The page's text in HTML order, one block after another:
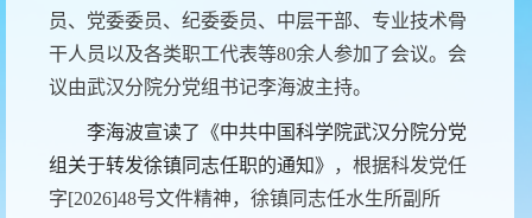
员、党委委员、纪委委员、中层干部、专业技术骨
干人员以及各类职工代表等80余人参加了会议。会
议由武汉分院分党组书记李海波主持。
李海波宣读了《中共中国科学院武汉分院分党
组关于转发徐镇同志任职的通知》 ，根据科发党任
字[2026]48号文件精神，徐镇同志任水生所副所